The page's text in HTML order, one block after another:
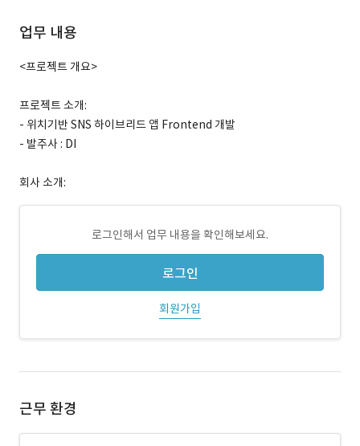
업무 내용
<프로젝트 개요>
프로젝트 소개:
- 위치기반 SNS 하이브리드 앱 Frontend 개발
- 발주사 : DI
회사 소개:
로그인해서 업무 내용을 확인해보세요.
로그인
회원가입
근무 환경